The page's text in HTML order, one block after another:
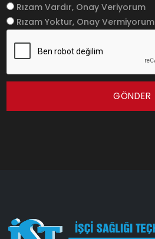
Rızam Vardır, Onay Veriyorum
Rızam Yoktur, Onay Vermiyorum
GÖNDER